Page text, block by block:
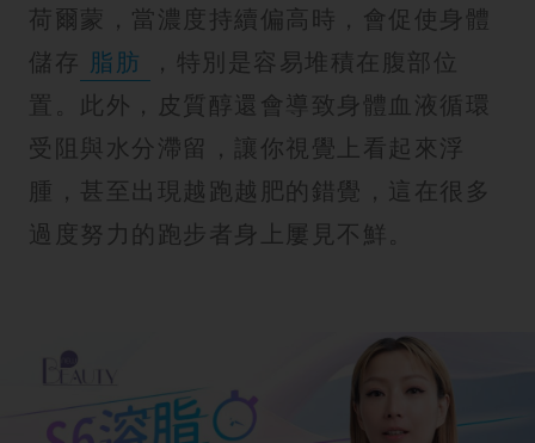
荷爾蒙，當濃度持續偏高時，會促使身體
儲存 脂肪
，特別是容易堆積在腹部位
置。此外，皮質醇還會導致身體血液循環
受阻與水分滯留，讓你視覺上看起來浮
腫，甚至出現越跑越肥的錯覺，這在很多
過度努力的跑步者身上屢見不鮮。